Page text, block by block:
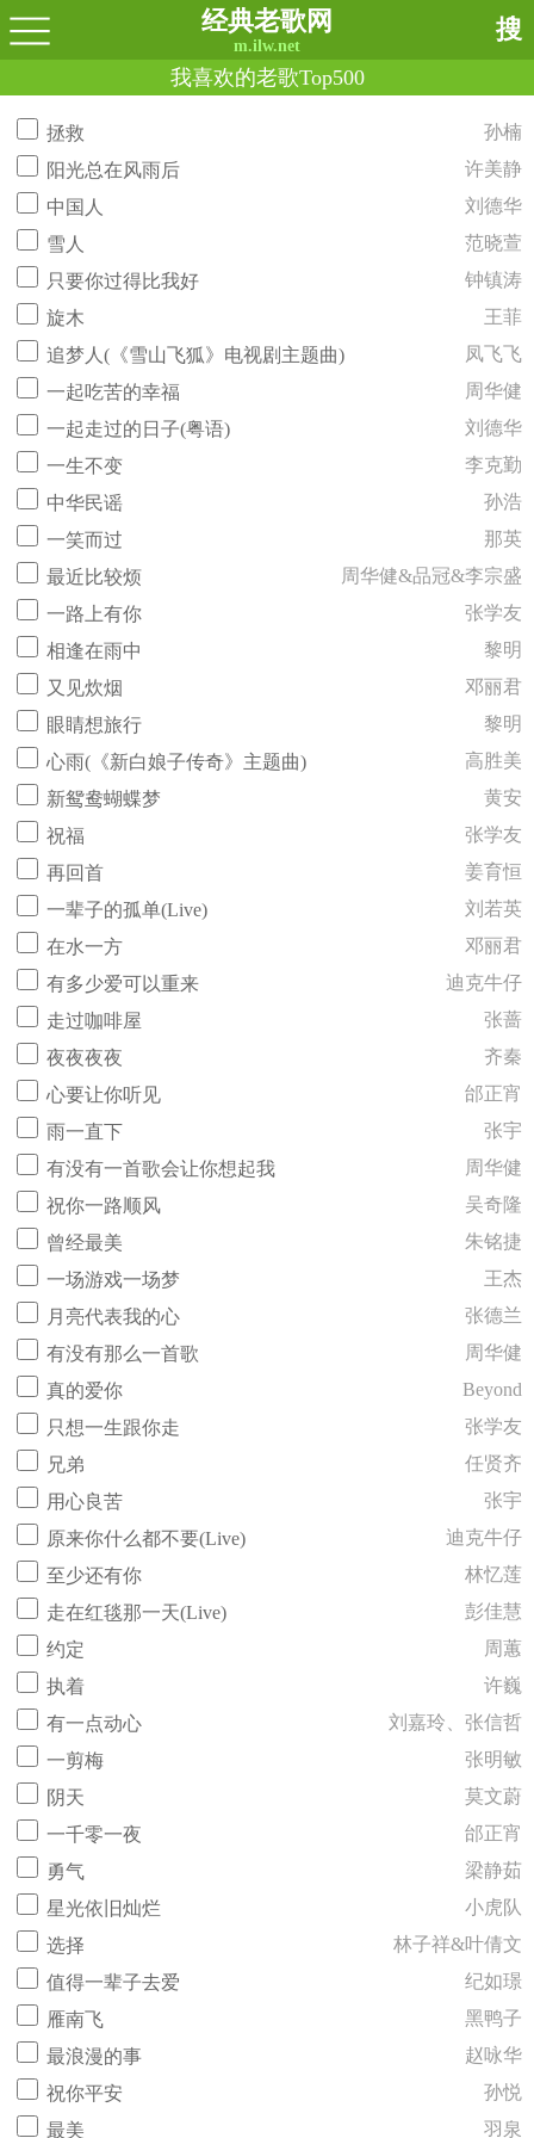
经典老歌网
m.ilw.net
搜
我喜欢的老歌Top500
拯救
孙楠
阳光总在风雨后
许美静
中国人
刘德华
雪人
范晓萱
只要你过得比我好
钟镇涛
旋木
王菲
追梦人(《雪山飞狐》电视剧主题曲)
凤飞飞
一起吃苦的幸福
周华健
一起走过的日子(粤语)
刘德华
一生不变
李克勤
中华民谣
孙浩
一笑而过
那英
最近比较烦
周华健&品冠&李宗盛
一路上有你
张学友
相逢在雨中
黎明
又见炊烟
邓丽君
眼睛想旅行
黎明
心雨(《新白娘子传奇》主题曲)
高胜美
新鸳鸯蝴蝶梦
黄安
祝福
张学友
再回首
姜育恒
一辈子的孤单(Live)
刘若英
在水一方
邓丽君
有多少爱可以重来
迪克牛仔
走过咖啡屋
张蔷
夜夜夜夜
齐秦
心要让你听见
邰正宵
雨一直下
张宇
有没有一首歌会让你想起我
周华健
祝你一路顺风
吴奇隆
曾经最美
朱铭捷
一场游戏一场梦
王杰
月亮代表我的心
张德兰
有没有那么一首歌
周华健
真的爱你
Beyond
只想一生跟你走
张学友
兄弟
任贤齐
用心良苦
张宇
原来你什么都不要(Live)
迪克牛仔
至少还有你
林忆莲
走在红毯那一天(Live)
彭佳慧
约定
周蕙
执着
许巍
有一点动心
刘嘉玲、张信哲
一剪梅
张明敏
阴天
莫文蔚
一千零一夜
邰正宵
勇气
梁静茹
星光依旧灿烂
小虎队
选择
林子祥&叶倩文
值得一辈子去爱
纪如璟
雁南飞
黑鸭子
最浪漫的事
赵咏华
祝你平安
孙悦
最美
羽泉